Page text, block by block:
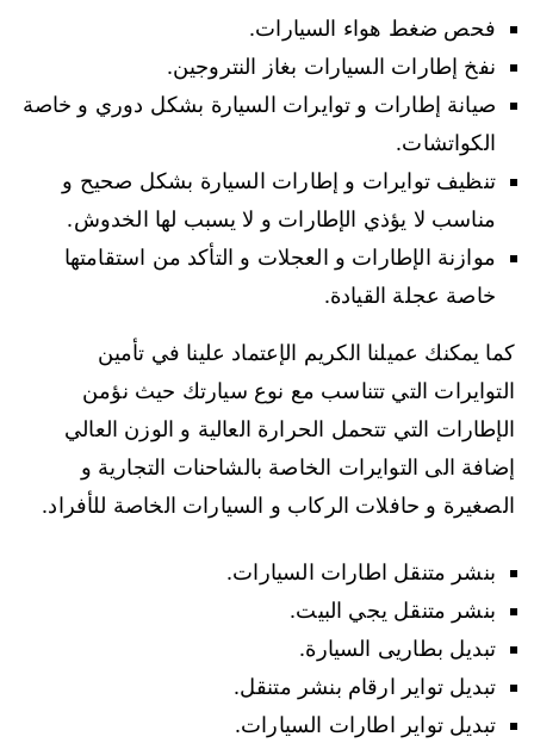
فحص ضغط هواء السيارات.
نفخ إطارات السيارات بغاز النتروجين.
صيانة إطارات و توايرات السيارة بشكل دوري و خاصة
الكواتشات.
تنظيف توايرات و إطارات السيارة بشكل صحيح و
مناسب لا يؤذي الإطارات و لا يسبب لها الخدوش.
موازنة الإطارات و العجلات و التأكد من استقامتها
خاصة عجلة القيادة.
كما يمكنك عميلنا الكريم الإعتماد علينا في تأمين
التوايرات التي تتناسب مع نوع سيارتك حيث نؤمن
الإطارات التي تتحمل الحرارة العالية و الوزن العالي
إضافة الى التوايرات الخاصة بالشاحنات التجارية و
الصغيرة و حافلات الركاب و السيارات الخاصة للأفراد.
بنشر متنقل اطارات السيارات.
بنشر متنقل يجي البيت.
تبديل بطاريى السيارة.
تبديل تواير ارقام بنشر متنقل.
تبديل تواير اطارات السيارات.